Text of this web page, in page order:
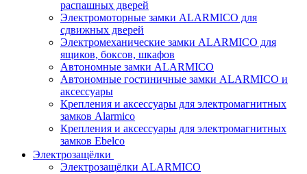
распашных дверей
Электромоторные замки ALARMICO для
сдвижных дверей
Электромеханические замки ALARMICO для
ящиков, боксов, шкафов
Автономные замки ALARMICO
Автономные гостиничные замки ALARMICO и
аксессуары
Крепления и аксессуары для электромагнитных
замков Alarmico
Крепления и аксессуары для электромагнитных
замков Ebelco
Электрозащёлки
Электрозащёлки ALARMICO